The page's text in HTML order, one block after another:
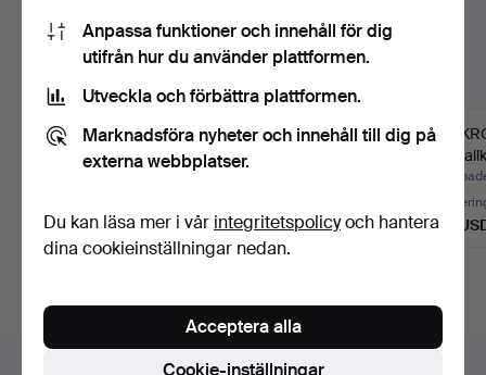
LJUSKRONA, Murano,
Italien, 1900-tal.
317 USD
LJUSKRONA, 6
ljuspunkter, vit metall.
43 USD 317
Sidfotsnavigation
Anpassa funktioner och innehåll för dig
utifrån hur du använder plattformen.
Utveckla och förbättra plattformen.
Marknadsföra nyheter och innehåll till dig på
externa webbplatser.
Du kan läsa mer i vår integritetspolicyoch hantera
dina cookieinställningar nedan.
Cookie-inställningar
Acceptera alla